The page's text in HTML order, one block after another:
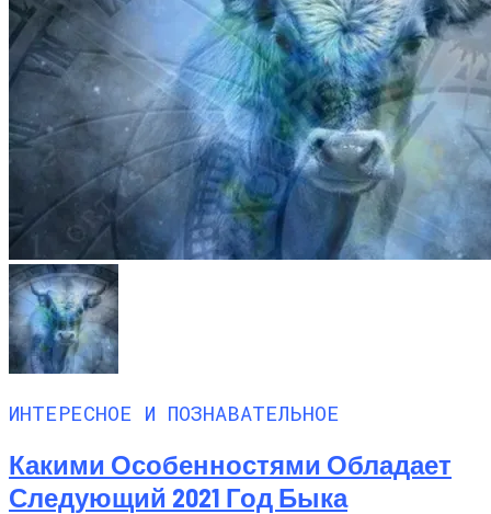
ИНТЕРЕСНОЕ И ПОЗНАВАТЕЛЬНОЕ
Какими Особенностями Обладает
Следующий 2021 Год Быка